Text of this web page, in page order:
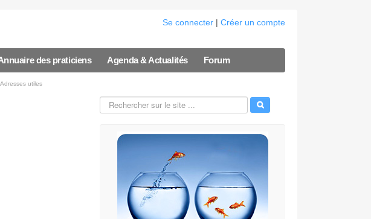
Se connecter | Créer un compte
des praticiens Agenda & Actualités Forum
utiles